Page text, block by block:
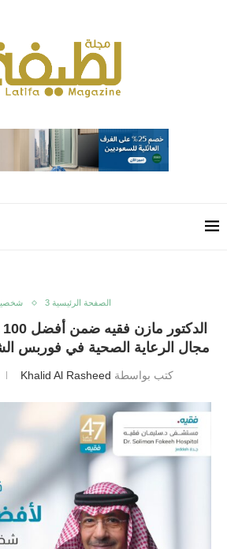
الصفحة الرئيسية 3
مجال الرعاية الصحية في فوربس
كتب بواسطة Khalid Al Rasheed